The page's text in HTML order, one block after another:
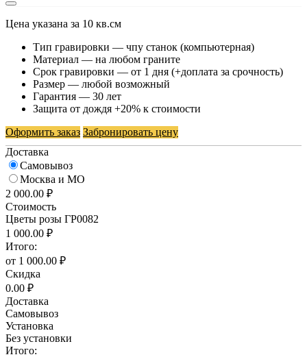
Цена указана за 10 кв.см
Тип гравировки — чпу станок (компьютерная)
Материал — на любом граните
Срок гравировки — от 1 дня (+доплата за срочность)
Размер — любой возможный
Гарантия — 30 лет
Защита от дождя +20% к стоимости
Оформить заказ Забронировать цену
Доставка
Самовывоз
Москва и МО
2 000.00 ₽
Стоимость
Цветы розы ГР0082
1 000.00 ₽
Итого:
от 1 000.00 ₽
Скидка
0.00 ₽
Доставка
Самовывоз
Установка
Без установки
Итого: